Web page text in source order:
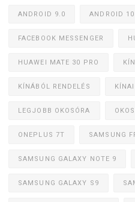
ANDROID 9.0 ANDROID 10
FACEBOOK MESSENGER
HUAWEI MATE 30 PRO
KÍNÁBÓL RENDELÉS
LEGJOBB OKOSÓRA
ONEPLUS 7T SAMSUNG
SAMSUNG GALAXY NOTE 9
SAMSUNG GALAXY S9